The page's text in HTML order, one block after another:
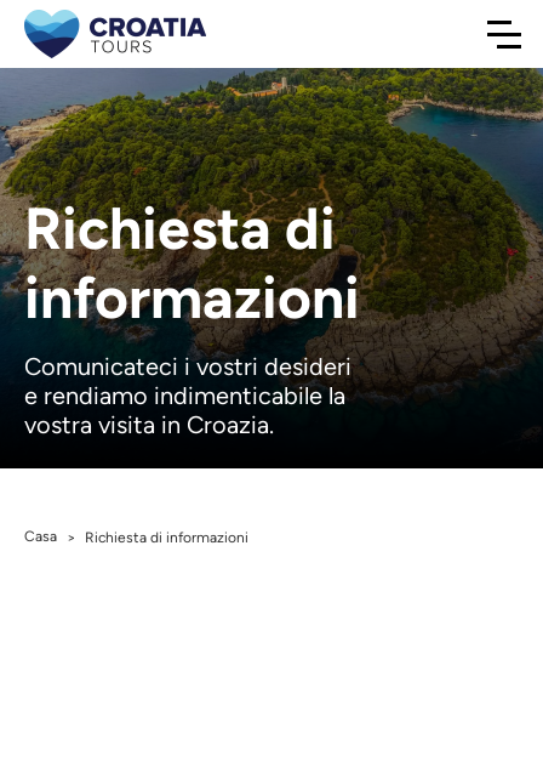
Richiesta di
informazioni
Comunicateci i vostri desideri
e rendiamo indimenticabile la
vostra visita in Croazia.
Casa > Richiesta di informazioni